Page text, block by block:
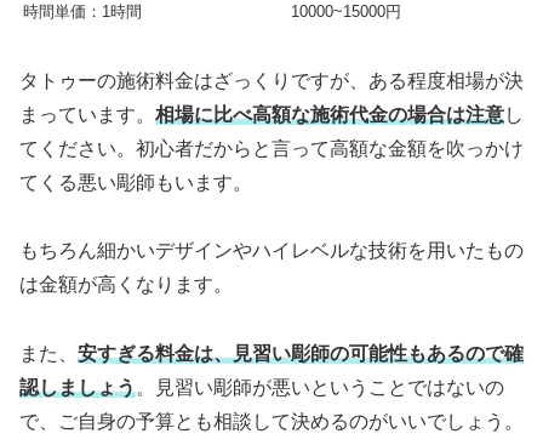
時間単価：1時間
10000~15000円
タトゥーの施術料金はざっくりですが、ある程度相場が決
まっています。 相場に比べ高額な施術代金の場合は注意し
てください。初心者だからと言って高額な金額を吹っかけ
てくる悪い彫師もいます。
もちろん細かいデザインやハイレベルな技術を用いたもの
は金額が高くなります。
また、 安すぎる料金は、見習い彫師の可能性もあるので確
認しましょう。見習い彫師が悪いということではないの
で、ご自身の予算とも相談して決めるのがいいでしょう。